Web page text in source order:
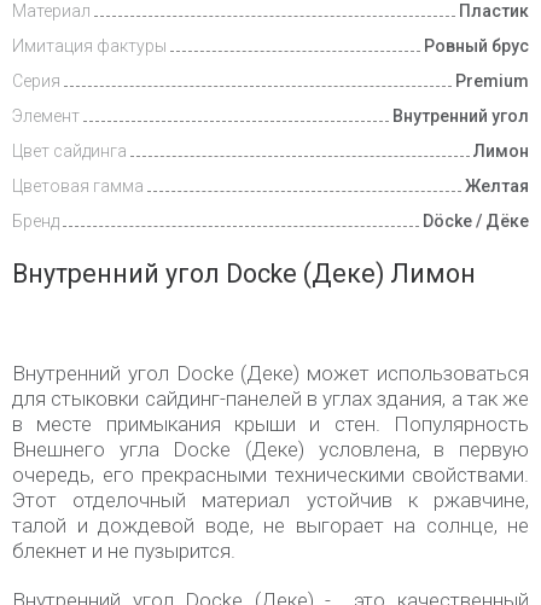
Материал
Пластик
Имитация фактуры
Ровный брус
Серия
Premium
Элемент
Внутренний угол
Цвет сайдинга
Лимон
Цветовая гамма
Желтая
Бренд
Döcke / Дёке
Внутренний угол Docke (Деке) Лимон
Внутренний угол Docke (Деке) может использоваться
для стыковки сайдинг-панелей в углах здания, а так же
в месте примыкания крыши и стен. Популярность
Внешнего угла Docke (Деке) условлена, в первую
очередь, его прекрасными техническими свойствами.
Этот отделочный материал устойчив к ржавчине,
талой и дождевой воде, не выгорает на солнце, не
блекнет и не пузырится.
Внутренний угол Docke (Деке) - это качественный